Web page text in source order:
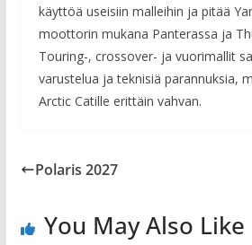
käyttöä useisiin malleihin ja pitää
moottorin mukana Panterassa ja
Touring-, crossover- ja vuorimallit
varustelua ja teknisiä parannuksia,
Arctic Catille erittäin vahvan.
Polaris 2027
You May Also Like